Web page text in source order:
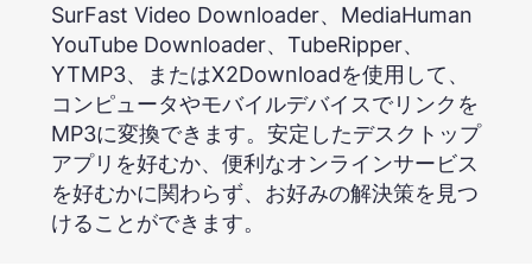
SurFast Video Downloader、MediaHuman
YouTube Downloader、TubeRipper、
YTMP3、またはX2Downloadを使用して、
コンピュータやモバイルデバイスでリンクを
MP3に変換できます。安定したデスクトップ
アプリを好むか、便利なオンラインサービス
を好むかに関わらず、お好みの解決策を見つ
けることができます。